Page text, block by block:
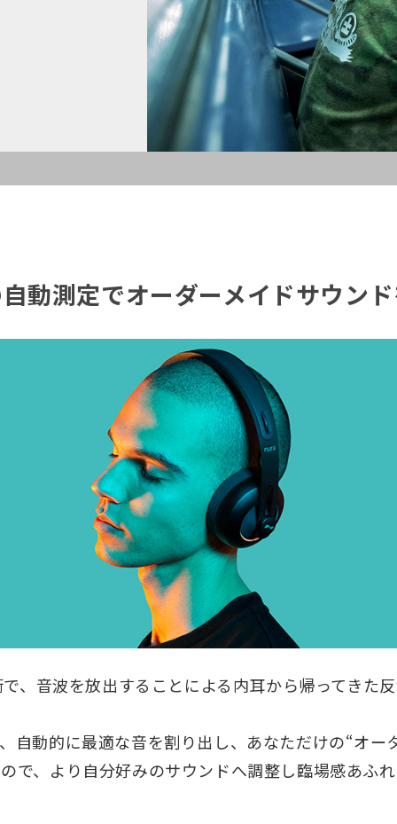
動測定でオーダーメイドサウン
、音波を放出することによる内耳から帰ってきた
自動的に最適な音を割り出し、あなただけの“オー
で、より自分好みのサウンドへ調整し臨場感あふ